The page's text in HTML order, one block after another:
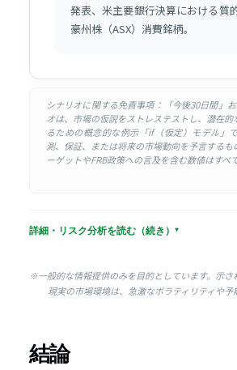
発表、米主要銀行決算における質
豪州株（ASX）消費銘柄。
シナリオに関する免責事項：「今後30日間」
オは、市場の仮説をストレステストし、潜在
るための概念的な例示「if（仮定）モデル」
測、保証、または将来の市場動向を予言する
ーゲットやFRB政策への言及を含む数値はすべ
詳細・リスク分析を読む（続き）
※一般的な情報提供のみを目的としています。示
現実の市場環境は、急激なボラティリティや予
結論